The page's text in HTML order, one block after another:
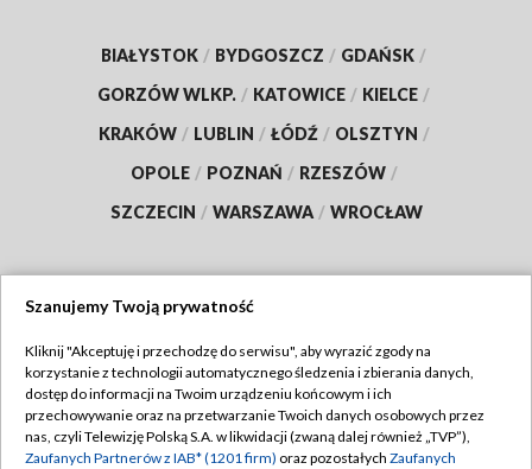
BIAŁYSTOK / BYDGOSZCZ / GDAŃSK /
GORZÓW WLKP. / KATOWICE / KIELCE /
KRAKÓW / LUBLIN / ŁÓDŹ / OLSZTYN /
OPOLE / POZNAŃ / RZESZÓW /
SZCZECIN / WARSZAWA / WROCŁAW
TVP
Abonament TVP
Emisja w TVP
Regulamin TVP
Polityka prywatności
Szanujemy Twoją prywatność
Kliknij "Akceptuję i przechodzę do serwisu", aby wyrazić zgody na
korzystanie z technologii automatycznego śledzenia i zbierania danych,
dostęp do informacji na Twoim urządzeniu końcowym i ich
przechowywanie oraz na przetwarzanie Twoich danych osobowych przez
nas, czyli Telewizję Polską S.A. w likwidacji (zwaną dalej również „TVP”),
Zaufanych Partnerów z IAB* (1201 firm) oraz pozostałych Zaufanych